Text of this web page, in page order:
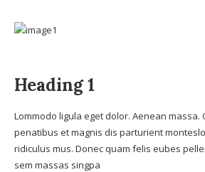
Heading 1
Lommodo ligula eget dolor. Aenean massa.
penatibus et magnis dis parturient
ridiculus mus. Donec quam felis eubes
sem massas singpa